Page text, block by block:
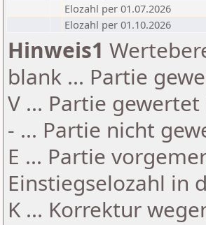
Elozahl per 01.07.2026
Elozahl per 01.10.2026
Hinweis1
blank ... Partie
V ... Partie
- ... Partie nicht
E ... Partie
Einstiegselozahl in
K ... Korrektur